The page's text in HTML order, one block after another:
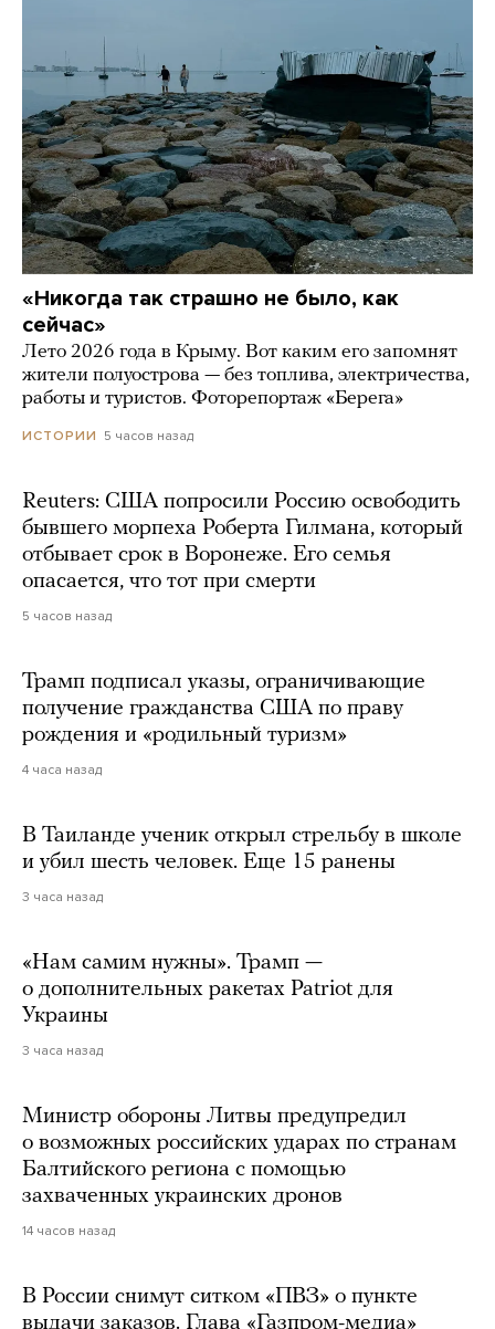
«Никогда так страшно не было, как
сейчас»
Лето 2026 года в Крыму. Вот каким его запомнят
жители полуострова — без топлива, электричества,
работы и туристов. Фоторепортаж «Берега»
ИСТОРИИ 5 часов назад
Reuters: США попросили Россию освободить
бывшего морпеха Роберта Гилмана, который
отбывает срок в Воронеже. Его семья
опасается, что тот при смерти
5 часов назад
Трамп подписал указы, ограничивающие
получение гражданства США по праву
рождения и «родильный туризм»
4 часа назад
В Таиланде ученик открыл стрельбу в школе
и убил шесть человек. Еще 15 ранены
3 часа назад
«Нам самим нужны». Трамп —
о дополнительных ракетах Patriot для
Украины
3 часа назад
Министр обороны Литвы предупредил
о возможных российских ударах по странам
Балтийского региона с помощью
захваченных украинских дронов
14 часов назад
В России снимут ситком «ПВЗ» о пункте
выдачи заказов. Глава «Газпром-медиа»